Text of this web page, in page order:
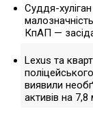
Суддя-хуліган
КпАП —
Lexus та
виявили
активів на 7,8